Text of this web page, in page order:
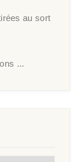
au sort
...